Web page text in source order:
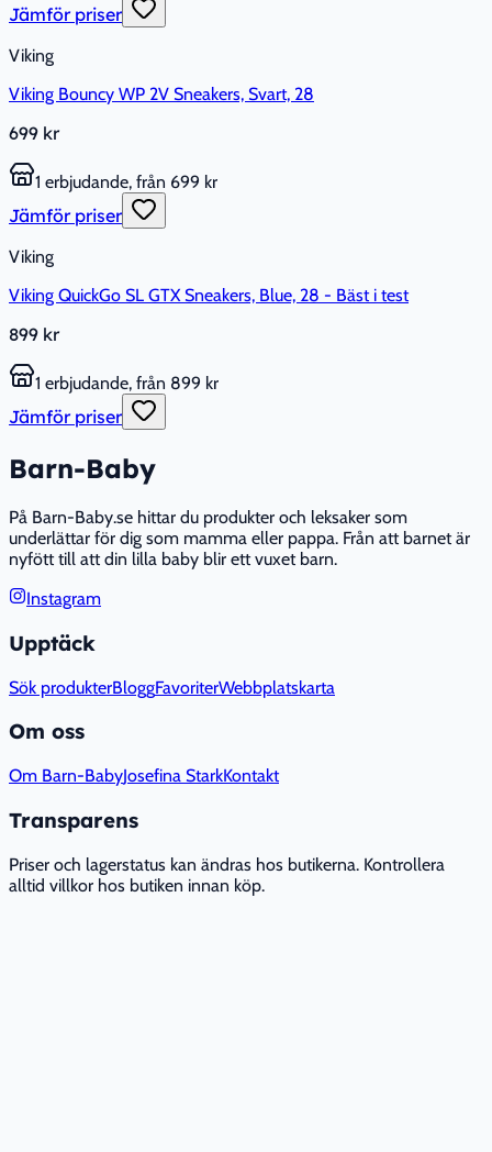
Jämför priser
Viking
Viking Bouncy WP 2V Sneakers, Svart, 28
699 kr
1 erbjudande, från 699 kr
Jämför priser
Viking
Viking QuickGo SL GTX Sneakers, Blue, 28 - Bäst i test
899 kr
1 erbjudande, från 899 kr
Jämför priser
Barn-Baby
På Barn-Baby.se hittar du produkter och leksaker som
underlättar för dig som mamma eller pappa. Från att barnet är
nyfött till att din lilla baby blir ett vuxet barn.
Instagram
Upptäck
Sök produkterBloggFavoriterWebbplatskarta
Om oss
Om Barn-BabyJosefina StarkKontakt
Transparens
Priser och lagerstatus kan ändras hos butikerna. Kontrollera
alltid villkor hos butiken innan köp.